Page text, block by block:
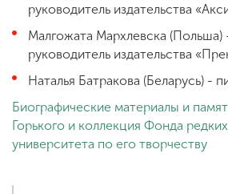
руководитель издательства
Малгожата Мархлевска (Польша)
руководитель издательства
Наталья Батракова (Беларусь) -
Биографические материалы и
Горького и коллекция Фонда
университета по его творчеству